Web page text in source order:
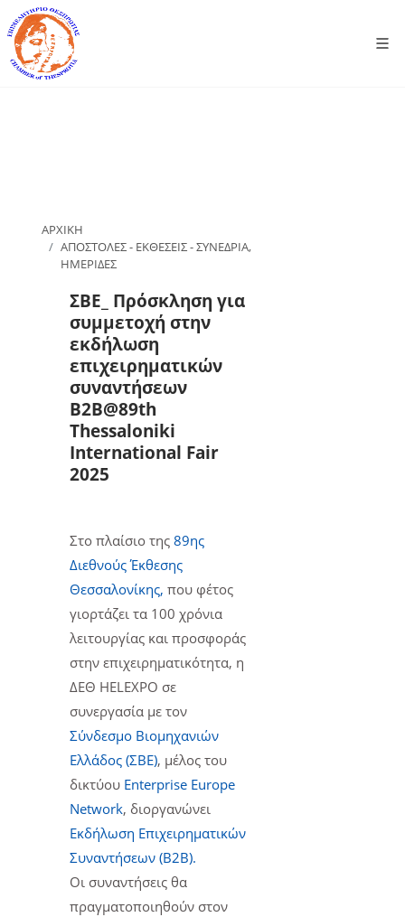
ΑΡΧΙΚΗ
ΑΠΟΣΤΟΛΕΣ - ΕΚΘΕΣΕΙΣ - ΣΥΝΕΔΡΙΑ,
ΗΜΕΡΙΔΕΣ
ΣΒΕ_ Πρόσκληση για
συμμετοχή στην
εκδήλωση
επιχειρηματικών
συναντήσεων
Β2Β@89th
Thessaloniki
International Fair
2025
Στο πλαίσιο της 89ης
Διεθνούς Έκθεσης
Θεσσαλονίκης, που φέτος
γιορτάζει τα 100 χρόνια
λειτουργίας και προσφοράς
στην επιχειρηματικότητα, η
ΔΕΘ HELEXPO σε
συνεργασία με τον
Σύνδεσμο Βιομηχανιών
Ελλάδος (ΣΒΕ), μέλος του
δικτύου Enterprise Europe
Network, διοργανώνει
Εκδήλωση Επιχειρηματικών
Συναντήσεων (Β2Β).
Οι συναντήσεις θα
πραγματοποιηθούν στον